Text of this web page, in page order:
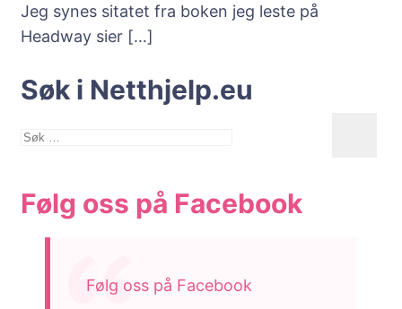
Jeg synes sitatet fra boken jeg leste på
Headway sier […]
Søk i Netthjelp.eu
Søk
Følg oss på Facebook
Følg oss på Facebook